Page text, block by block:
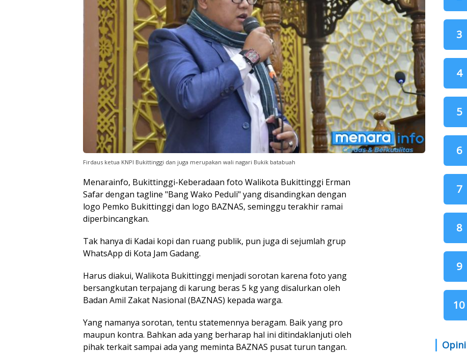
Firdaus ketua KNPI Bukittinggi dan juga merupakan wali nagari Bukik batabuah
Menarainfo, Bukittinggi-Keberadaan foto Walikota Bukittinggi Erman
Safar dengan tagline "Bang Wako Peduli" yang disandingkan dengan
logo Pemko Bukittinggi dan logo BAZNAS, seminggu terakhir ramai
diperbincangkan.
Tak hanya di Kadai kopi dan ruang publik, pun juga di sejumlah grup
WhatsApp di Kota Jam Gadang.
Harus diakui, Walikota Bukittinggi menjadi sorotan karena foto yang
bersangkutan terpajang di karung beras 5 kg yang disalurkan oleh
Badan Amil Zakat Nasional (BAZNAS) kepada warga.
Yang namanya sorotan, tentu statemennya beragam. Baik yang pro
maupun kontra. Bahkan ada yang berharap hal ini ditindaklanjuti oleh
pihak terkait sampai ada yang meminta BAZNAS pusat turun tangan.
3
4
5
6
7
8
9
10
Opini